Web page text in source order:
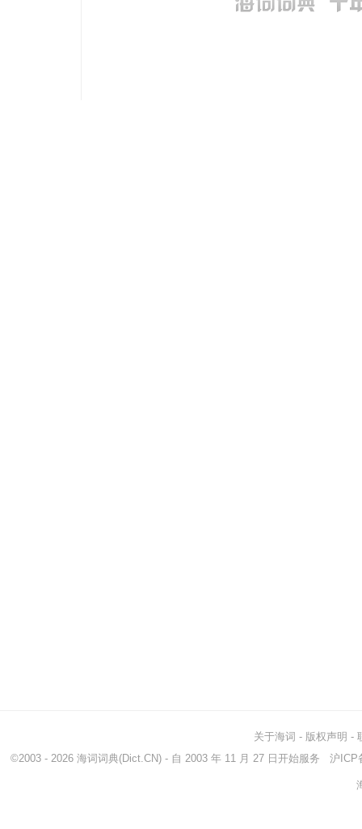
关于海词 - 版权声明 -
©2003 - 2026 海词词典(Dict.CN) - 自 2003 年 11 月 27 日开始服务 沪ICP